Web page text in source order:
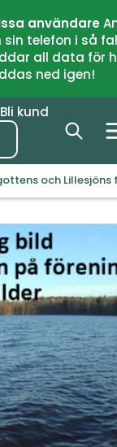
användare
telefon i så
all data
ned igen!
Bli kund
och Lillesjöns